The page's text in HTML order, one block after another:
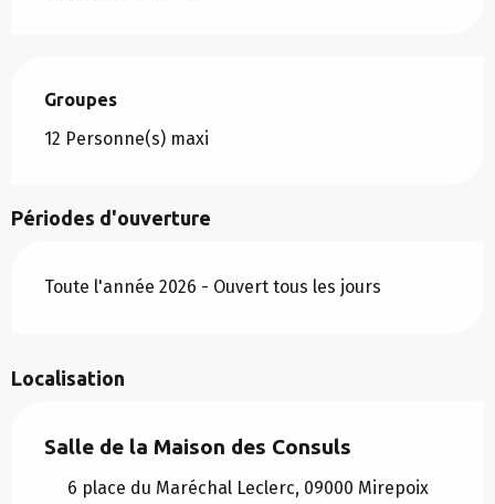
Groupes
Groupes
12 Personne(s) maxi
Périodes d'ouverture
Toute l'année 2026 - Ouvert tous les jours
Localisation
Salle de la Maison des Consuls
6 place du Maréchal Leclerc, 09000 Mirepoix